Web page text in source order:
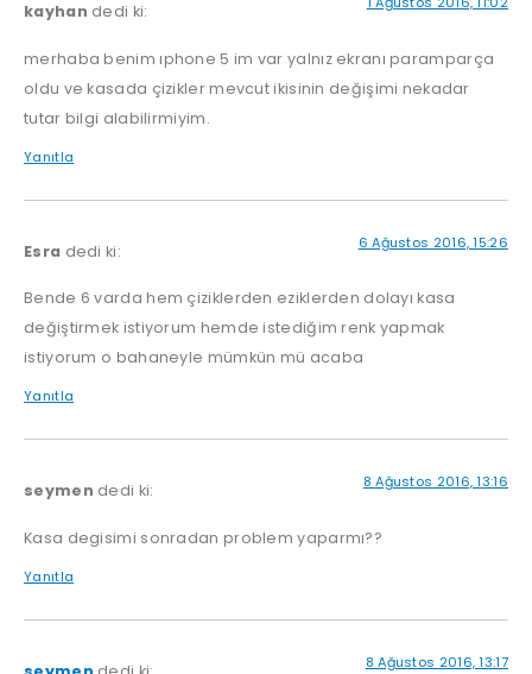
kayhan dedi ki:
merhaba benim ıphone 5 im var yalnız ekranı paramparça
oldu ve kasada çizikler mevcut ikisinin değişimi nekadar
tutar bilgi alabilirmiyim.
Yanıtla
Esra dedi ki: 6 Ağustos 2016, 15:26
Bende 6 varda hem çiziklerden eziklerden dolayı kasa
değiştirmek istiyorum hemde istediğim renk yapmak
istiyorum o bahaneyle mümkün mü acaba
Yanıtla
seymen dedi ki: 8 Ağustos 2016, 13:16
Kasa degisimi sonradan problem yaparmı??
Yanıtla
8 Ağustos 2016, 13:17